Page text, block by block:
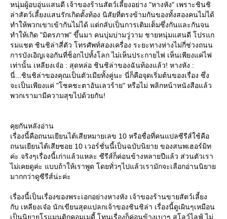
หนุ่มผู้อบอุ่นแสนดี เจ้าของร้านสัตว์เลี้ยงอย่าง "หางหัง" เพราะชินชิ
ล่าสัตว์เลี้ยงแสนรักเกิดตั้งท้อง นิสัยที่ตรงข้ามกันของทั้งสองคนไม่ได้
ทำให้พวกเขาเข้ากันไม่ได้ แต่กลับเป็นการเติมเต็มซึ่งกันและกันจน
ทำให้เกิด "มิตรภาพ" ขึ้นมา คนบุ่มบ่ามวู่วาม ชายหนุ่มแสนดี โปรแก
รมแชต ชินชิล่าสี่ตัว โทรศัพท์สองเครื่อง ระยะทางห่างไม่กี่ช่วงถนน
การบังเอิญเจอกันที่ช็อกไปทั้งโลก ไม่เห็นประกายไฟ เห็นเพียงแค่ไฟ
เท่านั้น เหลียงเจ๋อ : สุดหล่อ ชินชิล่าของฉันท้องแล้ว! หางหัง :
นี่...ชินชิล่าของคุณเป็นตัวเมียทั้งคู่นะ นี่ก็คือจุดเริ่มต้นของเรื่อง ซึ่ง
จะเป็นเพียงแค่ "โชคชะตาอันเลวร้าย" หรือไม่ พลิกหน้าหนังสือแล้ว
พวกเรามามีความสุขไปด้วยกัน!
คุยกันหลังอ่าน
เรื่องนี้คือถนนเยียนไต้เสียหมายเลข 10 หรือชื่อที่คนแปลซีรีส์ใช้คือ
ถนนเยียนไต้เสียซอย 10 เวอร์ชั่นนี้เป็นฉบับนิยาย ของสนพเฮอร์มิท
ค่ะ จริงๆเรื่องนี้เก่าแล้วแหละ ซีรีส์ก็ค่อนข้างหลายปีแล้ว ส่วนตัวเรา
ไม่เคยดูค่ะ แบบถ้าให้เราพูด โดยทั่วๆไปแล้วเรามักจะเลือกอ่านนิยา
มากกว่าดูซีรีส์น่ะค่ะ
เรื่องนี้เป็นเรื่องของพระเอกอย่างหางหัง เจ้าของร้านขายสัตว์เลี้ยง
กับ เหลียงเจ๋อ นักเขียนสุดแปลกเจ้าของชินชิล่า เรื่องนี้ดูเผินๆเหมือน
เป็นนิยายโรแมนติกคอมเมดี้ โทนเรื่องก็ค่อนข้างเบาๆ สโลว์ไลฟ์ ไม่